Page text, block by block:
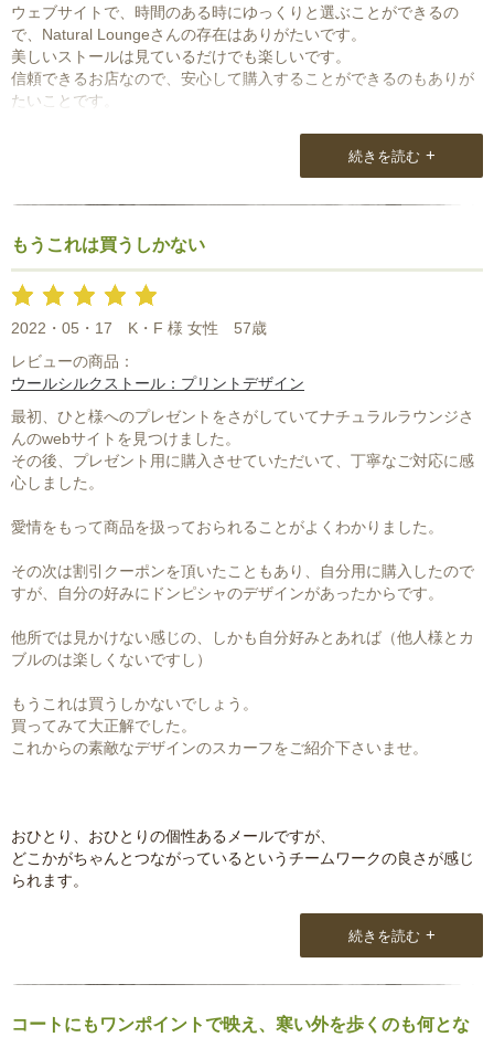
ウェブサイトで、時間のある時にゆっくりと選ぶことができるの
で、Natural Loungeさんの存在はありがたいです。
美しいストールは見ているだけでも楽しいです。
信頼できるお店なので、安心して購入することができるのもありが
たいことです。
続きを読む +
もうこれは買うしかない
2022・05・17 K・F 様 女性
57歳
レビューの商品：
ウールシルクストール：プリントデザイン
最初、ひと様へのプレゼントをさがしていてナチュラルラウンジさ
んのwebサイトを見つけました。
その後、プレゼント用に購入させていただいて、丁寧なご対応に感
心しました。
愛情をもって商品を扱っておられることがよくわかりました。
その次は割引クーポンを頂いたこともあり、自分用に購入したので
すが、自分の好みにドンピシャのデザインがあったからです。
他所では見かけない感じの、しかも自分好みとあれば（他人様とカ
ブルのは楽しくないですし）
もうこれは買うしかないでしょう。
買ってみて大正解でした。
これからの素敵なデザインのスカーフをご紹介下さいませ。
おひとり、おひとりの個性あるメールですが、
どこかがちゃんとつながっているというチームワークの良さが感じ
られます。
続きを読む +
コートにもワンポイントで映え、寒い外を歩くのも何とな